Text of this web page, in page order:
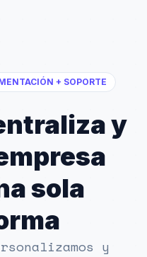
+ SOPORTE
y
sola
y